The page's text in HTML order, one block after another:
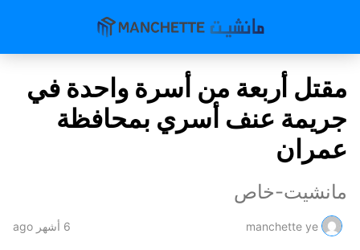
مقتل أربعة من أسرة واحدة في
جريمة عنف أسري بمحافظة
عمران
مانشيت-خاص
manchette ye 6 أشهر ago